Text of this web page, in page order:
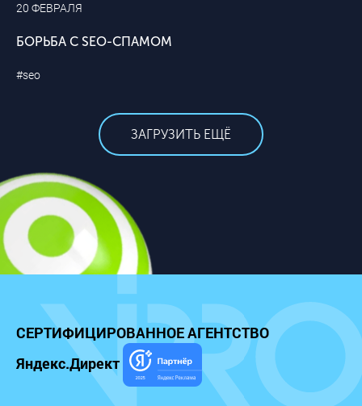
20 ФЕВРАЛЯ
БОРЬБА С SEO-СПАМОМ
#seo
ЗАГРУЗИТЬ ЕЩЁ
СЕРТИФИЦИРОВАННОЕАГЕНТСТВО
Яндекс.Директ